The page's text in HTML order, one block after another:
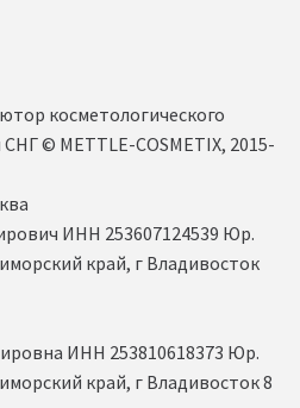
косметологического
©️ METTLE-COSMETIX, 2015-
ИНН 253607124539 Юр.
край, г Владивосток
ИНН 253810618373 Юр.
край, г Владивосток 8